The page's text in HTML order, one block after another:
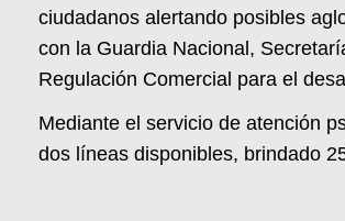
ciudadanos alertando posibles
con la Guardia Nacional,
Regulación Comercial para el
Mediante el servicio de atención
dos líneas disponibles, brindado